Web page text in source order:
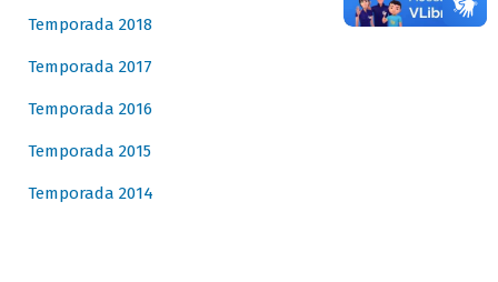
Temporada 2018
Temporada 2017
Temporada 2016
Temporada 2015
Temporada 2014